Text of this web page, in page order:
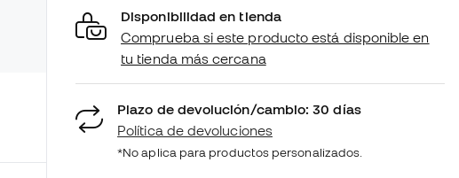
Disponibilidad en tienda
Comprueba si este producto está disponible en
tu tienda más cercana
Plazo de devolución/cambio: 30 días
Política de devoluciones
*No aplica para productos personalizados.